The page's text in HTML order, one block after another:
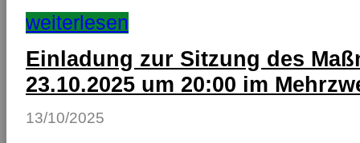
weiterlesen
Einladung zur Sitzung des
23.10.2025 um 20:00 im
13/10/2025